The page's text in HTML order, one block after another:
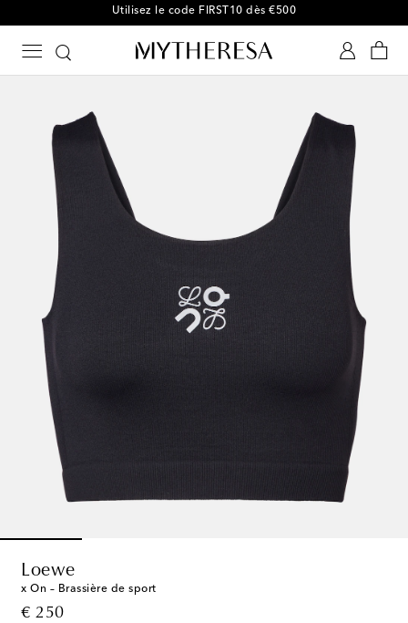
-10 % sur votre 1ʳᵉ commande parmi une sélection
Loewe
x On – Brassière de sport
€ 250
original price